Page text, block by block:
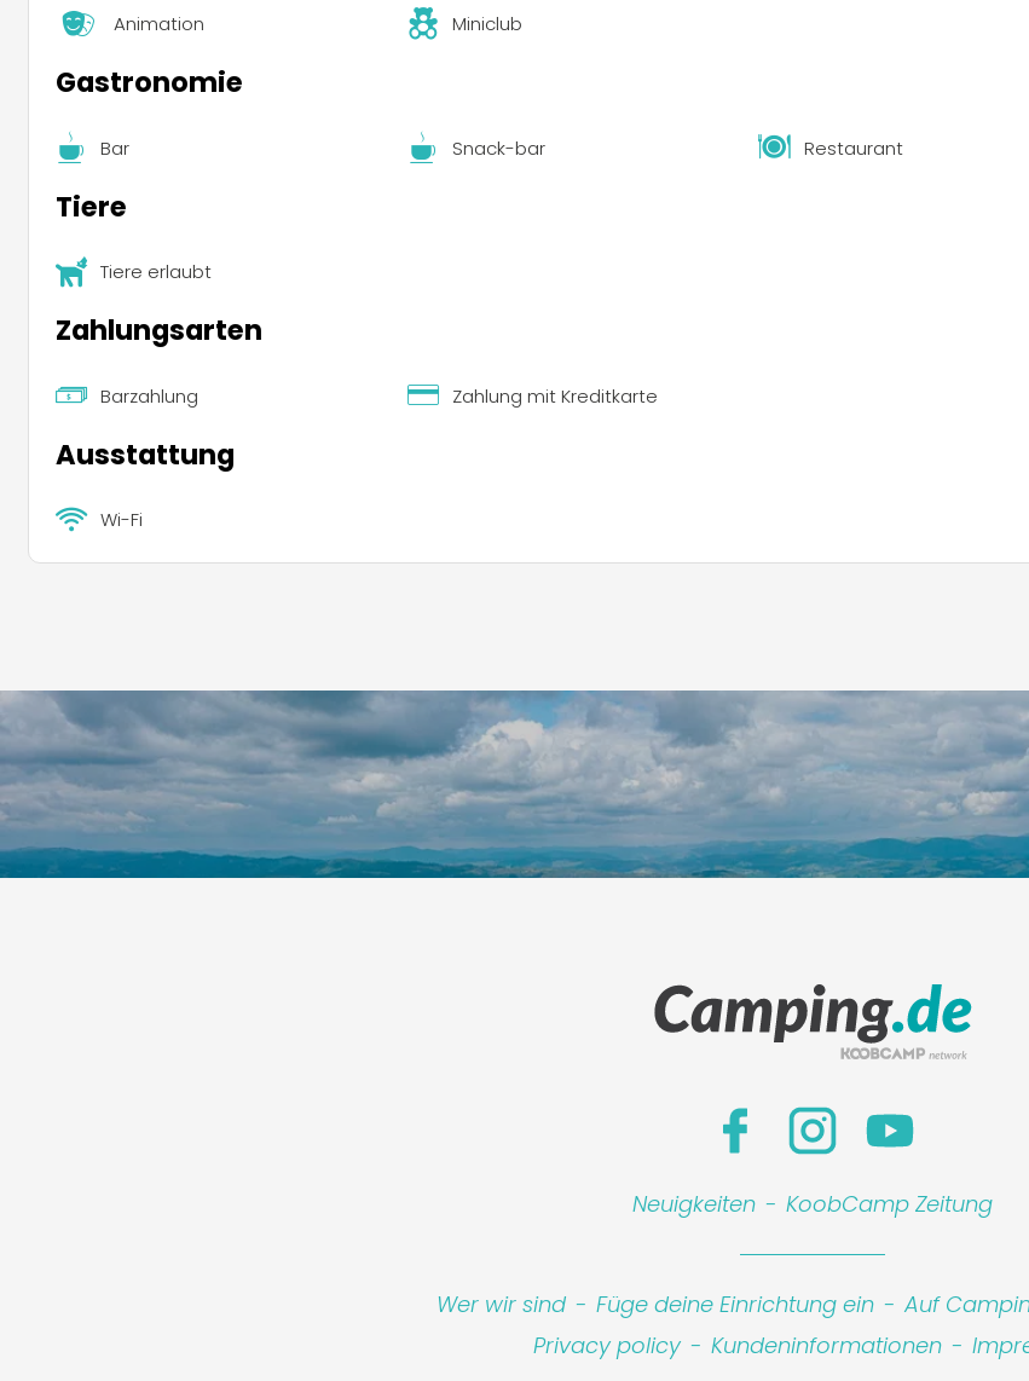
Leaflet|
Animation Miniclub
Gastronomie
Bar Snack-bar Restaurant
Tiere
Tiere erlaubt
Zahlungsarten
Barzahlung Zahlung mit Kreditkarte
Ausstattung
Wi-Fi
Neuigkeiten - KoobCamp Zeitung
Wer wir sind - Füge deine Einrichtung ein - Auf
Privacy policy - Kundeninformationen -